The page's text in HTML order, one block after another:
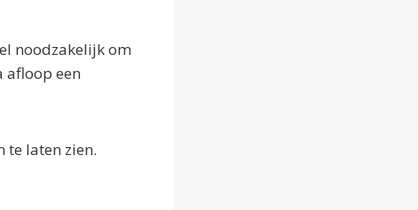
noodzakelijk om
afloop een
te laten zien.